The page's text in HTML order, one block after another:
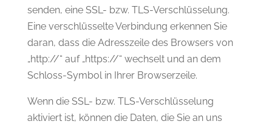
senden, eine SSL- bzw. TLS-Verschlüsselung.
Eine verschlüsselte Verbindung erkennen Sie
daran, dass die Adresszeile des Browsers von
„http://“ auf „https://“ wechselt und an dem
Schloss-Symbol in Ihrer Browserzeile.
Wenn die SSL- bzw. TLS-Verschlüsselung
aktiviert ist, können die Daten, die Sie an uns